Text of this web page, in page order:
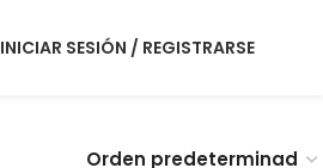
INICIAR SESIÓN / REGISTRARSE